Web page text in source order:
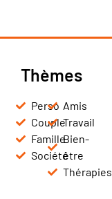
Thèmes
Perso
Couple
Famille
Société
Amis
Travail
Bien-
être
Thérapies